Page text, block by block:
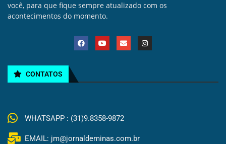
você, para que fique sempre atualizado com os
acontecimentos do momento.
CONTATOS
WHATSAPP : (31)9.8358-9872
EMAIL: jm@jornaldeminas.com.br